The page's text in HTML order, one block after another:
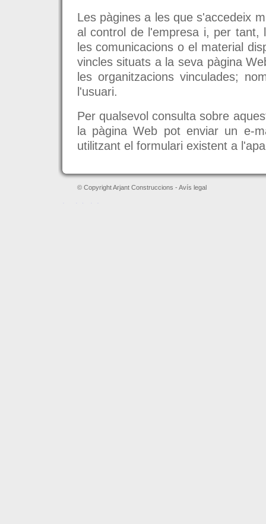
Les pàgines a les que s'accedeix
al control de l'empresa i, per tant,
les comunicacions o el material
vincles situats a la seva pàgina
les organitzacions vinculades;
l'usuari.
Per qualsevol consulta sobre
la pàgina Web pot enviar un e-
utilitzant el formulari existent a
© Copyright Arjant Construccions - Avís legal
레플리카 시계